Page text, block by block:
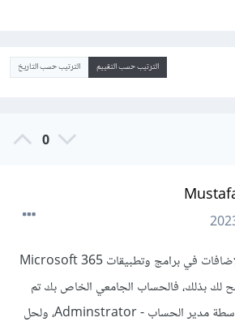
الترتيب حسب التقييم الترتيب حسب التاريخ
0
لتفعيل الـ Add-Ins أو الإضافات في برامج وتطبيقات Microsoft 365
لك بذلك، فالحساب الجامعي الخاص بك تم
منعه من تلك الخاصية بواسطة مدير الحساب - Adminstrator، ولحل